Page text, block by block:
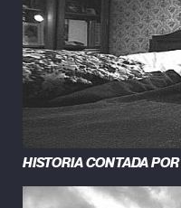
HISTORIA CONTADA